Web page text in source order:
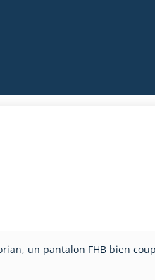
un pantalon FHB bien